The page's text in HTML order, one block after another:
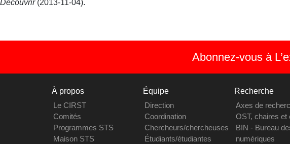
Decouvrir(2013-11-04).
Abonnez-vous à
À propos
Le CIRST
Comités
Programmes STS
Maison STS
Équipe
Direction
Coordination
Chercheurs/chercheuses
Étudiants/étudiantes
Recherche
Axes de
OST, chaires et
BIN - Bureau
numériques